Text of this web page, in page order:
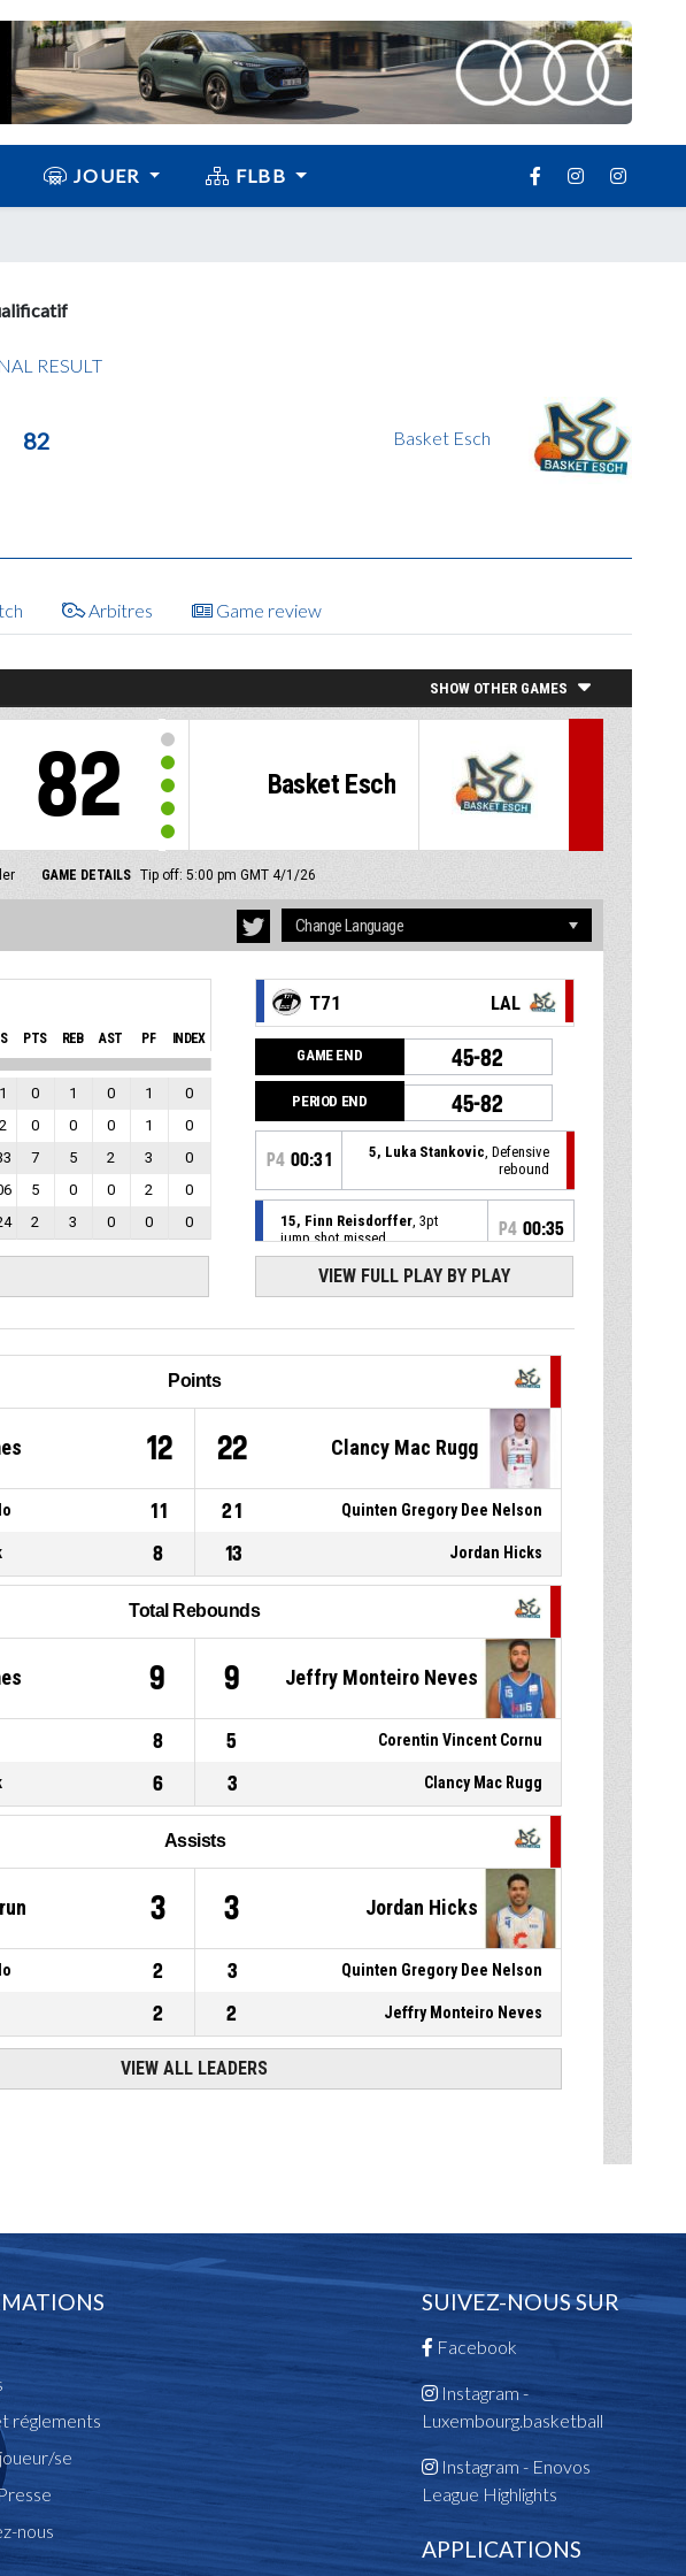
JOUER FLBB
RESULT
82 Basket Esch
Arbitres Game review
réglements
se
nous
SUIVEZ-NOUS SUR
Facebook
Instagram -
Luxembourg.basketball
Instagram - Enovos
League Highlights
APPLICATIONS